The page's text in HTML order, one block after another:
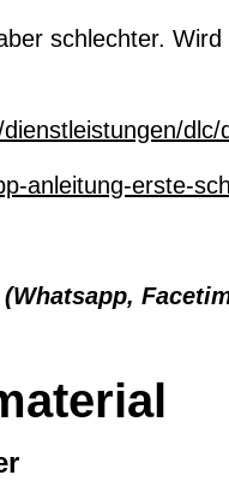
schlechter.
anleitung-erste-